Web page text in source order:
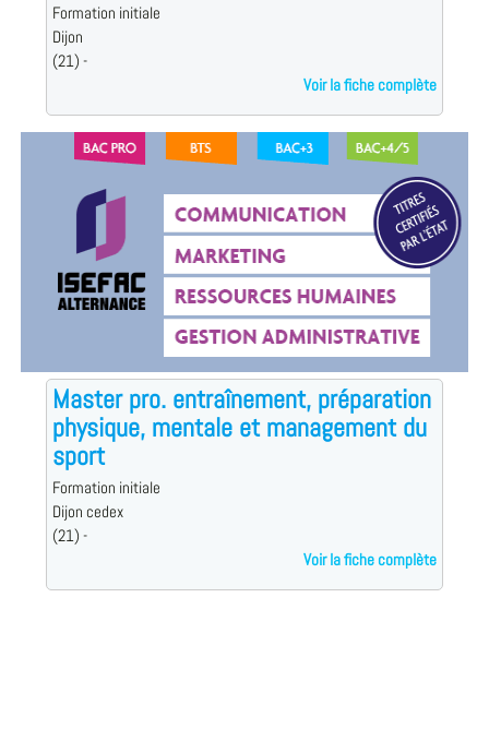
Formation initiale
Dijon
(21) -
Voir la fiche complète
Master pro. entraînement, préparation
physique, mentale et management du
sport
Formation initiale
Dijon cedex
(21) -
Voir la fiche complète